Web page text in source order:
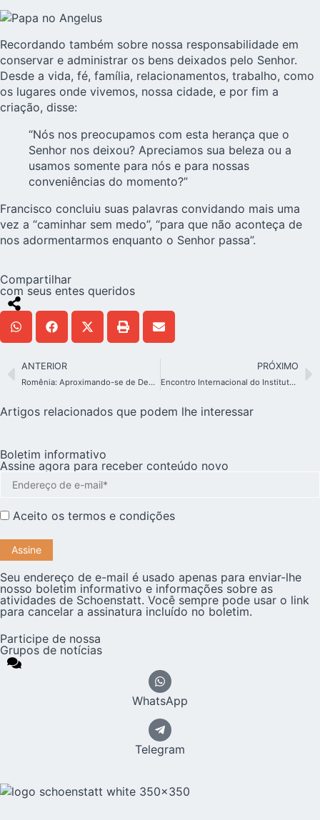
Recordando também sobre nossa responsabilidade em
conservar e administrar os bens deixados pelo Senhor.
Desde a vida, fé, família, relacionamentos, trabalho, como
os lugares onde vivemos, nossa cidade, e por fim a
criação, disse:
“Nós nos preocupamos com esta herança que o
Senhor nos deixou? Apreciamos sua beleza ou a
usamos somente para nós e para nossas
conveniências do momento?”
Francisco concluiu suas palavras convidando mais uma
vez a “caminhar sem medo”, “para que não aconteça de
nos adormentarmos enquanto o Senhor passa”.
Compartilhar
com seus entes queridos
ANTERIOR
Romênia: Aproximando-se de Deus nas férias
PRÓXIMO
Encontro Internacional do Instituto Nossa Senhora de Schoenstatt
Artigos relacionados que podem lhe interessar
Boletim informativo
Assine agora para receber conteúdo novo
Aceito os termos e condições
Seu endereço de e-mail é usado apenas para enviar-lhe
nosso boletim informativo e informações sobre as
atividades de Schoenstatt. Você sempre pode usar o link
para cancelar a assinatura incluído no boletim.
Participe de nossa
Grupos de notícias
WhatsApp
Telegram